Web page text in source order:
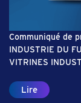
Communiqué de
INDUSTRIE DU
VITRINES
Lire